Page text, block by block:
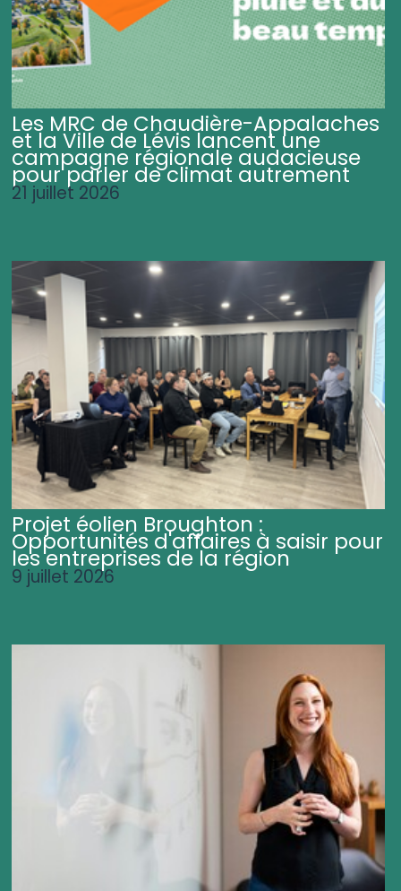
Les MRC de Chaudière-Appalaches
et la Ville de Lévis lancent une
campagne régionale audacieuse
pour parler de climat autrement
21 juillet 2026
Projet éolien Broughton :
Opportunités d'affaires à saisir pour
les entreprises de la région
9 juillet 2026